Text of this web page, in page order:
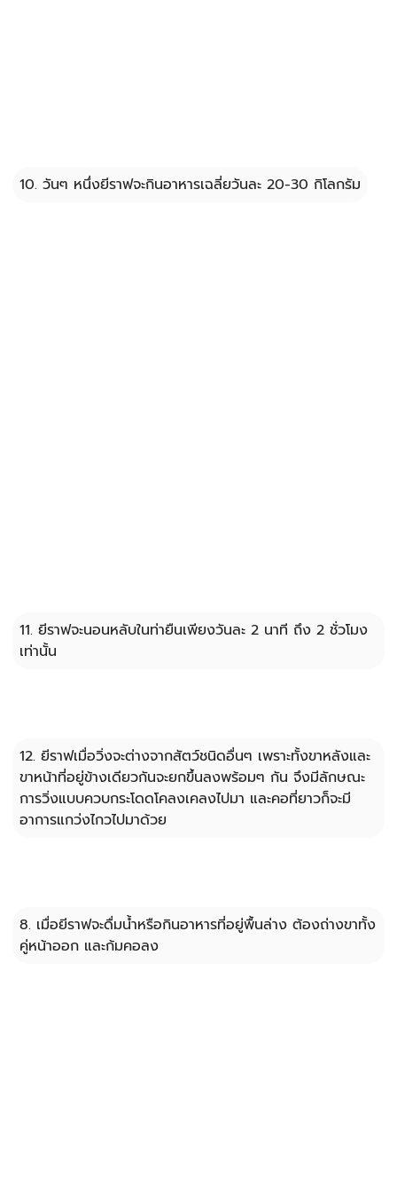
10. วันๆ หนึ่งยีราฟจะกินอาหารเฉลี่ยวันละ 20-30 กิโลกรัม
11. ยีราฟจะนอนหลับในท่ายืนเพียงวันละ 2 นาที ถึง 2 ชั่วโมง
เท่านั้น
12. ยีราฟเมื่อวิ่งจะต่างจากสัตว์ชนิดอื่นๆ เพราะทั้งขาหลังและ
ขาหน้าที่อยู่ข้างเดียวกันจะยกขึ้นลงพร้อมๆ กัน จึงมีลักษณะ
การวิ่งแบบควบกระโดดโคลงเคลงไปมา และคอที่ยาวก็จะมี
อาการแกว่งไกวไปมาด้วย
8. เมื่อยีราฟจะดื่มน้ำหรือกินอาหารที่อยู่พื้นล่าง ต้องถ่างขาทั้ง
คู่หน้าออก และก้มคอลง